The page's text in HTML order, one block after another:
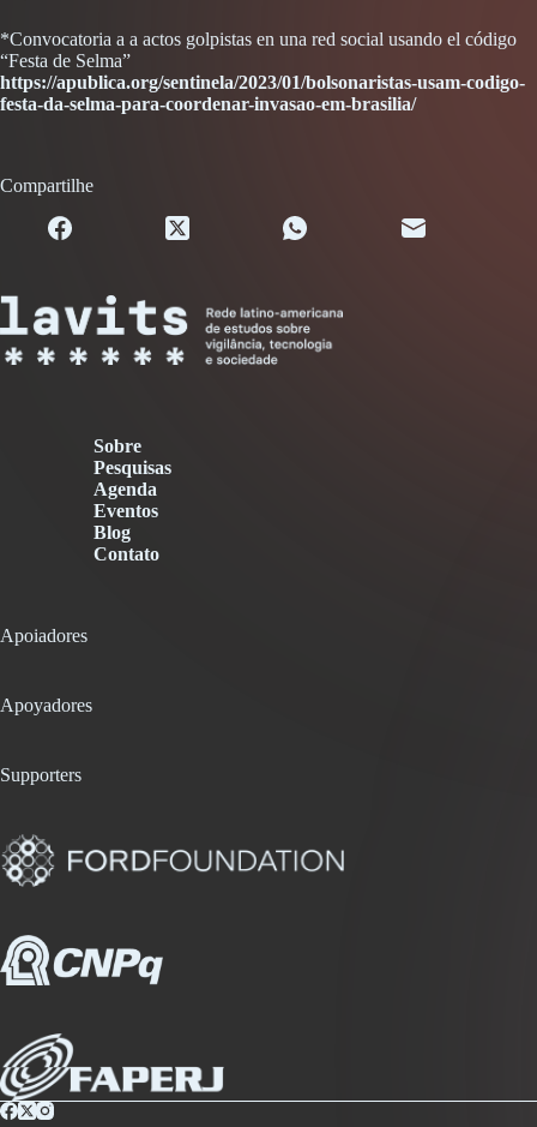
*Convocatoria a a actos golpistas en una red social usando el código
“Festa de Selma”
https://apublica.org/sentinela/2023/01/bolsonaristas-usam-codigo-
festa-da-selma-para-coordenar-invasao-em-brasilia/
Compartilhe
Sobre
Pesquisas
Agenda
Eventos
Blog
Contato
Apoiadores
Apoyadores
Supporters